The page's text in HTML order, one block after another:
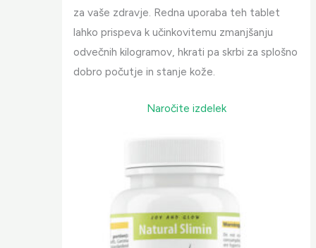
za vaše zdravje. Redna uporaba teh tablet
lahko prispeva k učinkovitemu zmanjšanju
odvečnih kilogramov, hkrati pa skrbi za splošno
dobro počutje in stanje kože.
Naročite izdelek